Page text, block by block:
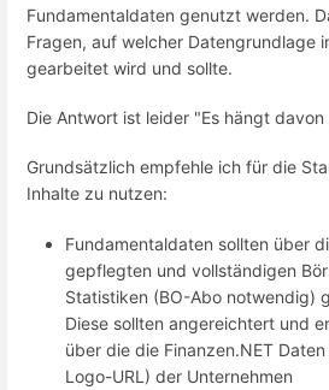
Fundamentaldaten genutzt werden.
Fragen, auf welcher Datengrundlage
gearbeitet wird und sollte.
Die Antwort ist leider "Es hängt davon
Grundsätzlich empfehle ich für die
Inhalte zu nutzen:
Fundamentaldaten sollten über
gepflegten und vollständigen
Statistiken (BO-Abo notwendig)
Diese sollten angereichtert und
über die die Finanzen.NET
Logo-URL) der Unternehmen